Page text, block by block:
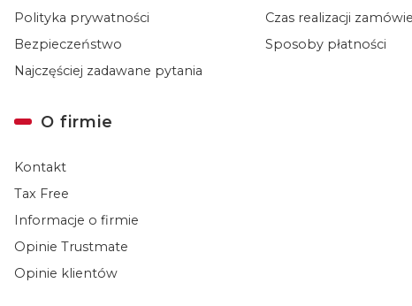
Polityka prywatności
Bezpieczeństwo
Najczęściej zadawane pytania
Czas realizacji
Sposoby płatności
O firmie
Kontakt
Tax Free
Informacje o firmie
Opinie Trustmate
Opinie klientów